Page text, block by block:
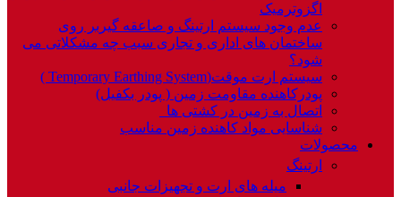
اگزوترمیک
عدم وجود سیستم ارتینگ و صاعقه گیربر روی
ساختمان های اداری و تجاری سبب چه مشکلاتی می
شود؟
سیستم ارت موقت(Temporary Earthing System )
پودرکاهنده مقاومت زمین ( پودر بکفیل)
اتصال به زمین در کشتی ها
شناسایی مواد کاهنده زمین مناسب
محصولات
ارتینگ
میله های ارت و تجهیزات جانبی